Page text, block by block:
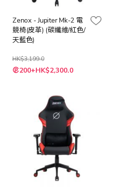
Zenox - Jupiter Mk-2 電
競椅(皮革) (碳纖維/紅色/
天藍色)
HK$3,199.0
200+HK$2,300.0